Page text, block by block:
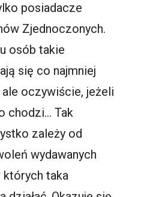
posiadacze
Zjednoczonych.
osób takie
się co najmniej
oczywiście, jeżeli
chodzi… Tak
zależy od
wydawanych
których taka